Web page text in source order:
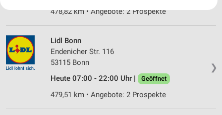
478,82 km • Angebote: 2 Prospekte
❯
Lidl Bonn
Endenicher Str. 116
53115 Bonn
Heute 07:00 - 22:00 Uhr |
Geöffnet
479,51 km • Angebote: 2 Prospekte
Website/App.
Wir nutzen Ihre Daten für folgende Zwecke:
IAB-Verarbeitungszwecke:
Speichern von oder Zugriff auf Informationen
auf einem Endgerät
Verwendung reduzierter Daten zur Auswahl von